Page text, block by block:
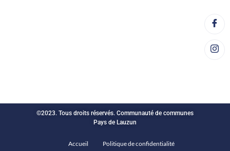
©2023. Tous droits réservés. Communauté de communes
Pays de Lauzun
Accueil
Politique de confidentialité